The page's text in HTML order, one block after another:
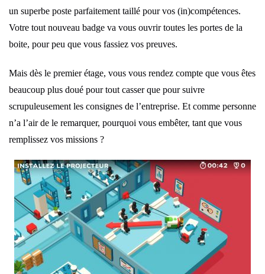
un superbe poste parfaitement taillé pour vos (in)compétences.
Votre tout nouveau badge va vous ouvrir toutes les portes de la
boite, pour peu que vous fassiez vos preuves.
Mais dès le premier étage, vous vous rendez compte que vous êtes
beaucoup plus doué pour tout casser que pour suivre
scrupuleusement les consignes de l’entreprise. Et comme personne
n’a l’air de le remarquer, pourquoi vous embêter, tant que vous
remplissez vos missions ?